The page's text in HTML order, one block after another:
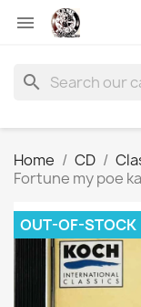

search
Home CD
Fortune my poe
OUT-OF-STOCK